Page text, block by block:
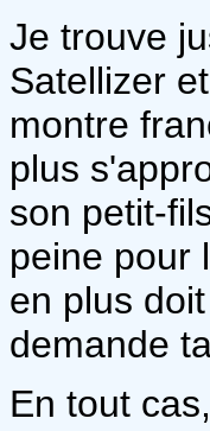
Je trouve
Satellizer
montre
plus
son petit-
peine pour
en plus
demande
En tout